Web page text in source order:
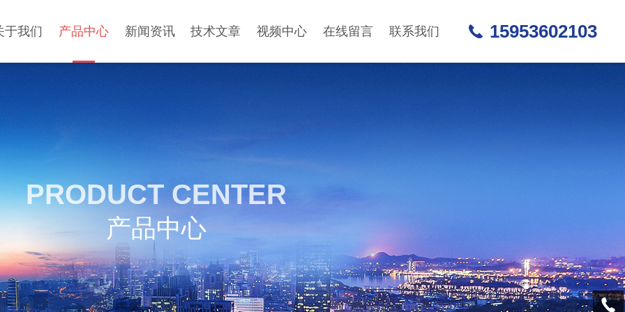
于我们 产品中心 新闻资讯 技术文章 视频中心 在线留言 联系我们 15953602103
PRODUCT CENTER
产品中心